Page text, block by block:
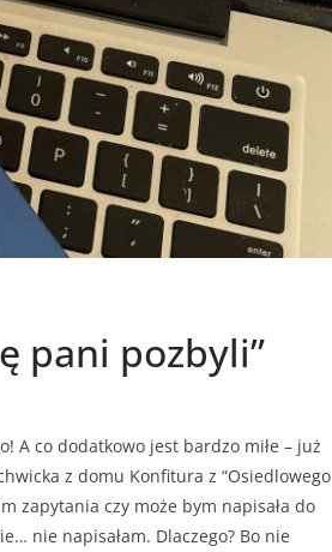
pani pozbyli”
A co dodatkowo jest bardzo miłe – już
z domu Konfitura z “Osiedlowego
zapytania czy może bym napisała do
nie napisałam. Dlaczego? Bo nie